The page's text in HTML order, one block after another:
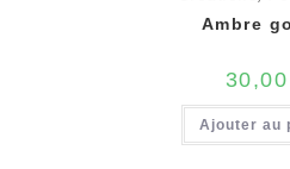
Ambre
30,00
Ajouter au